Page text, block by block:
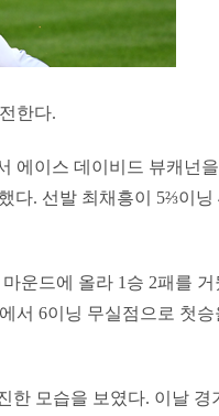
한다.
에이스 데이비드 뷰캐넌
다. 선발 최채흥이 5⅔이닝
운드에 올라 1승 2패를 거
서 6이닝 무실점으로 첫승
한 모습을 보였다. 이날 경